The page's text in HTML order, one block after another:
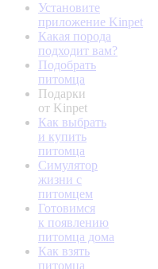
Установите
приложение Kinpet
Какая порода
подходит вам?
Подобрать
питомца
Подарки
от Kinpet
Как выбрать
и купить
питомца
Симулятор
жизни с
питомцем
Готовимся
к появлению
питомца дома
Как взять
питомца